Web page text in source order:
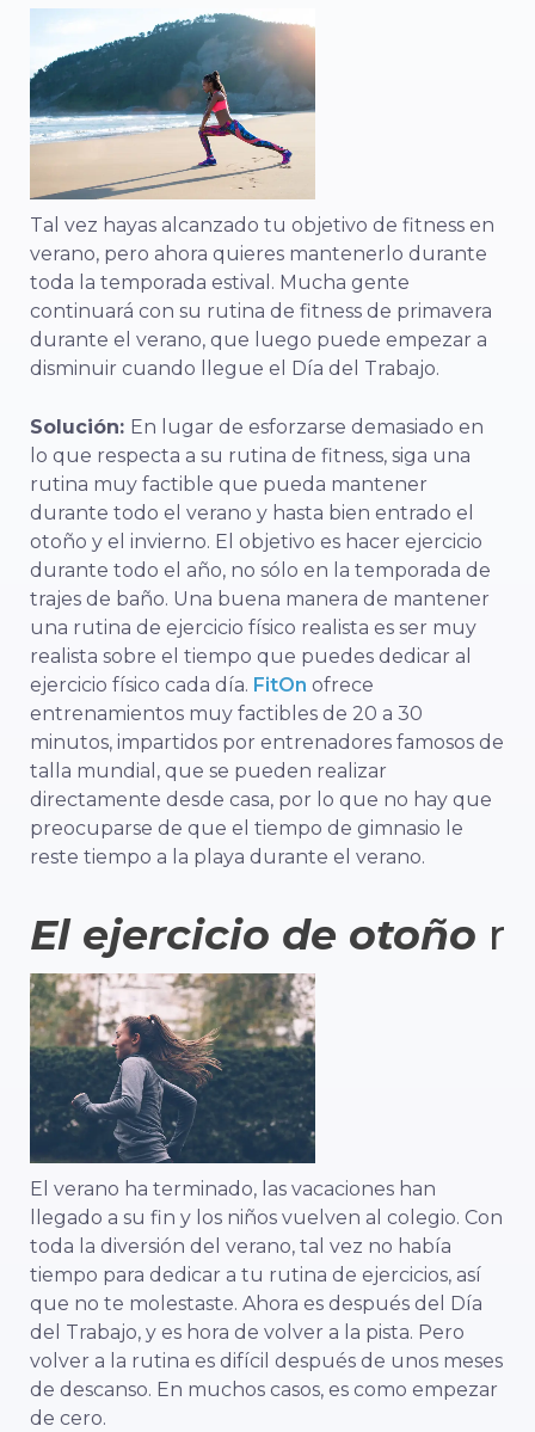
Tal vez hayas alcanzado tu objetivo de fitness en
verano, pero ahora quieres mantenerlo durante
toda la temporada estival. Mucha gente
continuará con su rutina de fitness de primavera
durante el verano, que luego puede empezar a
disminuir cuando llegue el Día del Trabajo.
Solución: En lugar de esforzarse demasiado en
lo que respecta a su rutina de fitness, siga una
rutina muy factible que pueda mantener
durante todo el verano y hasta bien entrado el
otoño y el invierno. El objetivo es hacer ejercicio
durante todo el año, no sólo en la temporada de
trajes de baño. Una buena manera de mantener
una rutina de ejercicio físico realista es ser muy
realista sobre el tiempo que puedes dedicar al
ejercicio físico cada día. FitOn ofrece
entrenamientos muy factibles de 20 a 30
minutos, impartidos por entrenadores famosos de
talla mundial, que se pueden realizar
directamente desde casa, por lo que no hay que
preocuparse de que el tiempo de gimnasio le
reste tiempo a la playa durante el verano.
El ejercicio de otoño r
El verano ha terminado, las vacaciones han
llegado a su fin y los niños vuelven al colegio. Con
toda la diversión del verano, tal vez no había
tiempo para dedicar a tu rutina de ejercicios, así
que no te molestaste. Ahora es después del Día
del Trabajo, y es hora de volver a la pista. Pero
volver a la rutina es difícil después de unos meses
de descanso. En muchos casos, es como empezar
de cero.